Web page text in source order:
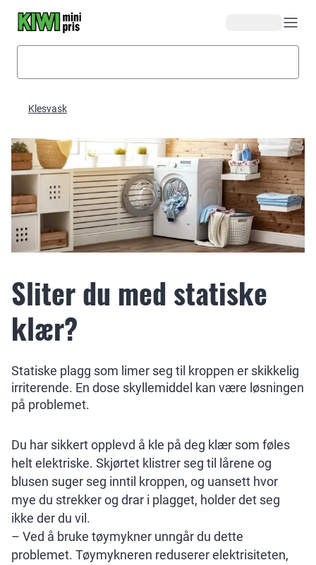
Klesvask
Sliter du med statiske
klær?
Statiske plagg som limer seg til kroppen er skikkelig
irriterende. En dose skyllemiddel kan være løsningen
på problemet.
Du har sikkert opplevd å kle på deg klær som føles
helt elektriske. Skjørtet klistrer seg til lårene og
blusen suger seg inntil kroppen, og uansett hvor
mye du strekker og drar i plagget, holder det seg
ikke der du vil.
– Ved å bruke tøymykner unngår du dette
problemet. Tøymykneren reduserer elektrisiteten,